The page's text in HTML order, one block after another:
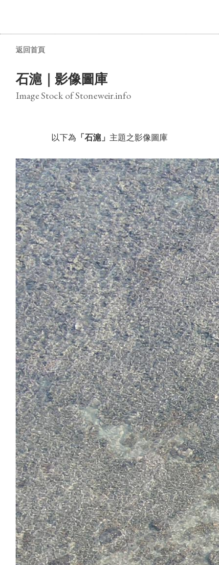
返回首頁
石滬｜影像圖庫
Image Stock of Stoneweir.info
以下為 「石滬」 主題之影像圖庫